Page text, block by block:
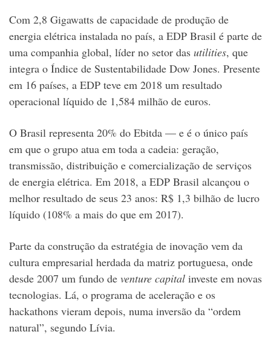
Com 2,8 Gigawatts de capacidade de produção de
energia elétrica instalada no país, a EDP Brasil é parte de
uma companhia global, líder no setor das utilities, que
integra o Índice de Sustentabilidade Dow Jones. Presente
em 16 países, a EDP teve em 2018 um resultado
operacional líquido de 1,584 milhão de euros.
O Brasil representa 20% do Ebitda — e é o único país
em que o grupo atua em toda a cadeia: geração,
transmissão, distribuição e comercialização de serviços
de energia elétrica. Em 2018, a EDP Brasil alcançou o
melhor resultado de seus 23 anos: R$ 1,3 bilhão de lucro
líquido (108% a mais do que em 2017).
Parte da construção da estratégia de inovação vem da
cultura empresarial herdada da matriz portuguesa, onde
desde 2007 um fundo de venture capital investe em novas
tecnologias. Lá, o programa de aceleração e os
hackathons vieram depois, numa inversão da “ordem
natural”, segundo Lívia.